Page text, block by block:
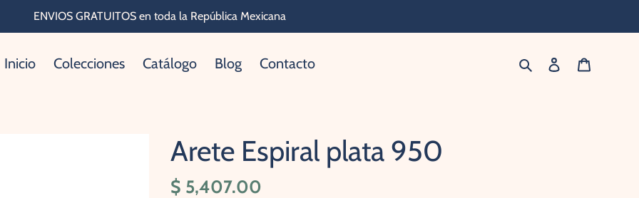
ENVIOS GRATUITOS en toda la República Mexicana
Inicio Colecciones Catálogo Blog Contacto Buscar Ingresar
Arete Espiral plata 950
Precio
$ 5,407.00